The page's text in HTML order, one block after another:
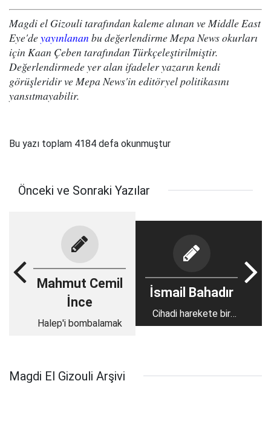
Magdi el Gizouli tarafından kaleme alınan ve Middle East
Eye'deyayınlanan bu değerlendirme Mepa News okurları
için Kaan Çeben tarafından Türkçeleştirilmiştir.
Değerlendirmede yer alan ifadeler yazarın kendi
görüşleridir ve Mepa News'in editöryel politikasını
yansıtmayabilir.
Bu yazı toplam 4184 defa okunmuştur
Önceki ve Sonraki Yazılar
Mahmut Cemil
İnce
Halep'i bombalamak
İsmail Bahadır
Cihadi harekete bir
bakış - 8: Seyyid
Magdi El Gizouli Arşivi